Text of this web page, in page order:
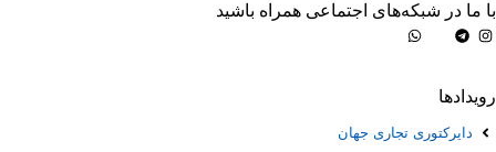
با ما در شبکه‌های اجتماعی همراه باشید
رویدادها
دایرکتوری تجاری جهان